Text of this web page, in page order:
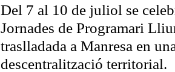
Del 7 al 10 de juliol se
Jornades de Programari
traslladada a Manresa en
descentralització territorial.